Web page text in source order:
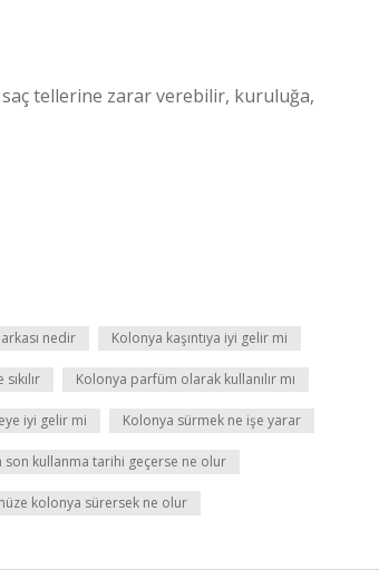
saç tellerine zarar verebilir, kuruluğa,
nedir Kolonya kaşıntıya iyi gelir mi
Kolonya parfüm olarak kullanılır mı
iyi gelir mi Kolonya sürmek ne işe yarar
son kullanma tarihi geçerse ne olur
kolonya sürersek ne olur